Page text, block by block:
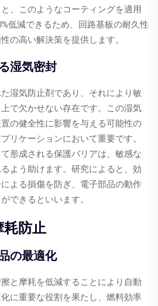
、このようなコーティングを適用
低減できるため、回路基板の耐久性
の高い解決策を提供します。
湿気密封
湿気防止剤であり、それにより敏
で欠かせない存在です。この湿気
の健全性に影響を与える可能性の
リケーションにおいて重要です。
形成される保護バリアは、敏感な
よう助けます。研究によると、効
よる損傷を防ぎ、電子部品の動作
できるといいます。
防止
の最適化
と摩耗を低減することにより自動
に重要な役割を果たし、燃料効率